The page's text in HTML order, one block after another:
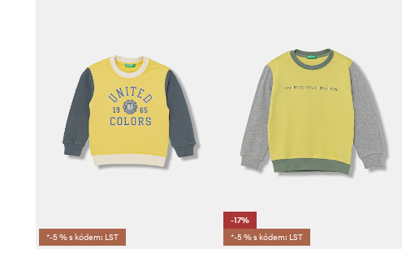
*-5 % s kódem: LST
-17%
*-5 % s kódem: LST